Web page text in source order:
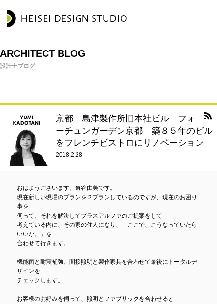
ARCHITECT BLOG
設計士ブログ
京都 島津製作所旧本社ビル フォ
ーチュンガーデン京都 築８５年のビル
をフレンチビストロにリノベーション
2018.2.28
おはようございます。角谷由美です。
現在新しい現場のプランを２プランしているのですが、現在のお困り
事を
伺って、それを解決してプラスアルファのご提案をして
考えている内に、その家の住人になり、「ここで、こうなっていたら
いいな。」を
合わせて行きます。
機能面と耐震補強、間接照明と製作家具を合わせて最後にトータルデ
ザインを
チェックします。
お客様のお好みを伺って、照明とファブリックを合わせると